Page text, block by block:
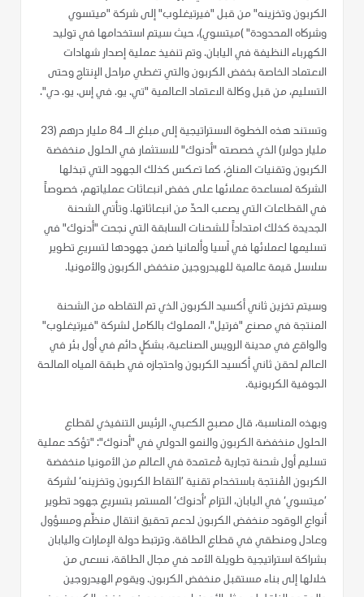
الكربون وتخزينه" من قبل "فيرتيغلوب" إلى شركة "ميتسوي
وشركاه المحدودة" )ميتسوي)، حيث سيتم استخدامها في توليد
الكهرباء النظيفة في اليابان. وتم تنفيذ عملية إصدار شهادات
الاعتماد الخاصة بخفض الكربون والتي تغطي مراحل الإنتاج وحتى
التسليم، من قبل وكالة الاعتماد العالمية "تي. يو. في إس. يو. دي".
وتستند هذه الخطوة الاستراتيجية إلى مبلغ الـ 84 مليار درهم (23
مليار دولار) الذي خصصته "أدنوك" للاستثمار في الحلول منخفضة
الكربون وتقنيات المناخ، كما تعكس كذلك الجهود التي تبذلها
الشركة لمساعدة عملائها على خفض انبعاثات عملياتهم، خصوصاً
في القطاعات التي يصعب الحدّ من انبعاثاتها. وتأتي الشحنة
الجديدة كذلك امتداداً للشحنات السابقة التي نجحت "أدنوك" في
تسليمها لعملائها في آسيا وألمانيا ضمن جهودها لتسريع تطوير
سلاسل قيمة عالمية للهيدروجين منخفض الكربون والأمونيا.
وسيتم تخزين ثاني أكسيد الكربون الذي تم التقاطه من الشحنة
المنتجة في مصنع "فرتيل"، المملوك بالكامل لشركة "فيرتيغلوب"
والواقع في مدينة الرويس الصناعية، بشكلٍ دائم في أول بئر في
العالم لحقن ثاني أكسيد الكربون واحتجازه في طبقة المياه المالحة
الجوفية الكربونية.
وبهذه المناسبة، قال مصبح الكعبي، الرئيس التنفيذي لقطاع
الحلول منخفضة الكربون والنمو الدولي في "أدنوك": "تؤكد عملية
تسليم أول شحنة تجارية مُعتمدة في العالم من الأمونيا منخفضة
الكربون المُنتجة باستخدام تقنية ’التقاط الكربون وتخزينه‘ لشركة
’ميتسوي‘ في اليابان، التزام ’أدنوك‘ المستمر بتسريع جهود تطوير
أنواع الوقود منخفض الكربون لدعم تحقيق انتقال منظّم ومسؤول
وعادل ومنطقي في قطاع الطاقة. وترتبط دولة الإمارات واليابان
بشراكة استراتيجية طويلة الأمد في مجال الطاقة، نسعى من
خلالها إلى بناء مستقبل منخفض الكربون. ويقوم الهيدروجين